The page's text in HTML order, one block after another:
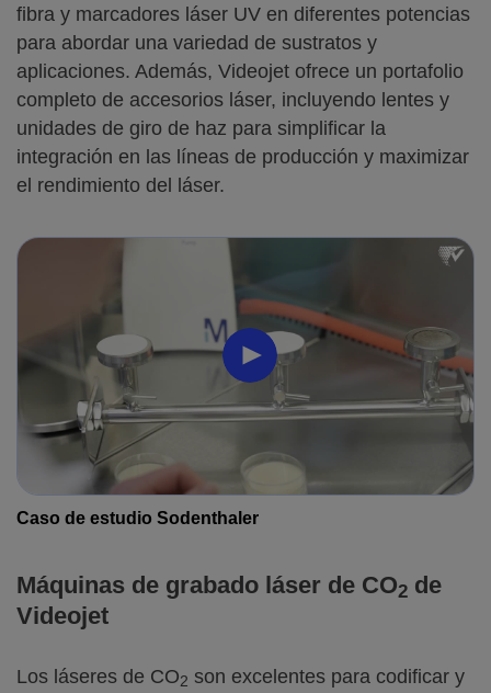
fibra y marcadores láser UV en diferentes potencias
para abordar una variedad de sustratos y
aplicaciones. Además, Videojet ofrece un portafolio
completo de accesorios láser, incluyendo lentes y
unidades de giro de haz para simplificar la
integración en las líneas de producción y maximizar
el rendimiento del láser.
Caso de estudio Sodenthaler
Máquinas de grabado láser de CO2 de
Videojet
Los láseres de CO2 son excelentes para codificar y